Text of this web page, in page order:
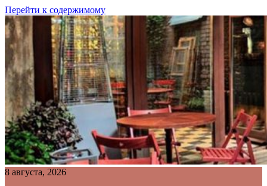
Перейти к содержимому
8 августа, 2026